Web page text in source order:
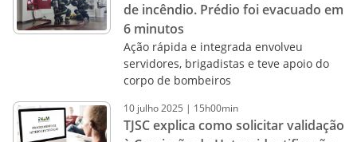
de incêndio. Prédio foi evacuado em
6 minutos
Ação rápida e integrada envolveu
servidores, brigadistas e teve apoio do
corpo de bombeiros
10 julho2025 | 15h00min
TJSC explica como solicitar validação